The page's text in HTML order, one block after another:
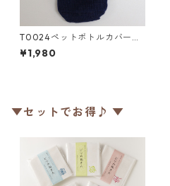
T0024ペットボトルカバー／
津田命子デザインアイヌ文様
編み込みペットボトルカバー c
¥1,980
▼セットでお得♪ ▼